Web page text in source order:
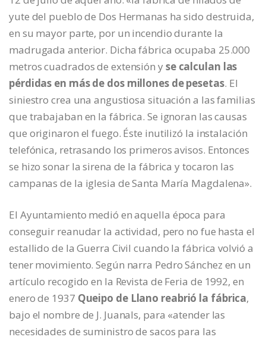
yute del pueblo de Dos Hermanas ha sido destruida,
en su mayor parte, por un incendio durante la
madrugada anterior. Dicha fábrica ocupaba 25.000
metros cuadrados de extensión y se calculan las
pérdidas en más de dos millones de pesetas. El
siniestro crea una angustiosa situación a las familias
que trabajaban en la fábrica. Se ignoran las causas
que originaron el fuego. Éste inutilizó la instalación
telefónica, retrasando los primeros avisos. Entonces
se hizo sonar la sirena de la fábrica y tocaron las
campanas de la iglesia de Santa María Magdalena».
El Ayuntamiento medió en aquella época para
conseguir reanudar la actividad, pero no fue hasta el
estallido de la Guerra Civil cuando la fábrica volvió a
tener movimiento. Según narra Pedro Sánchez en un
artículo recogido en la Revista de Feria de 1992, en
enero de 1937 Queipo de Llano reabrió la fábrica,
bajo el nombre de J. Juanals, para «atender las
necesidades de suministro de sacos para las